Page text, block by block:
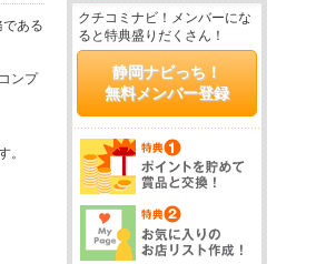
ある
ンプ
。
クチコミナビ！メンバーにな
ると特典盛りだくさん！
静岡ナビっち！
無料メンバー登録